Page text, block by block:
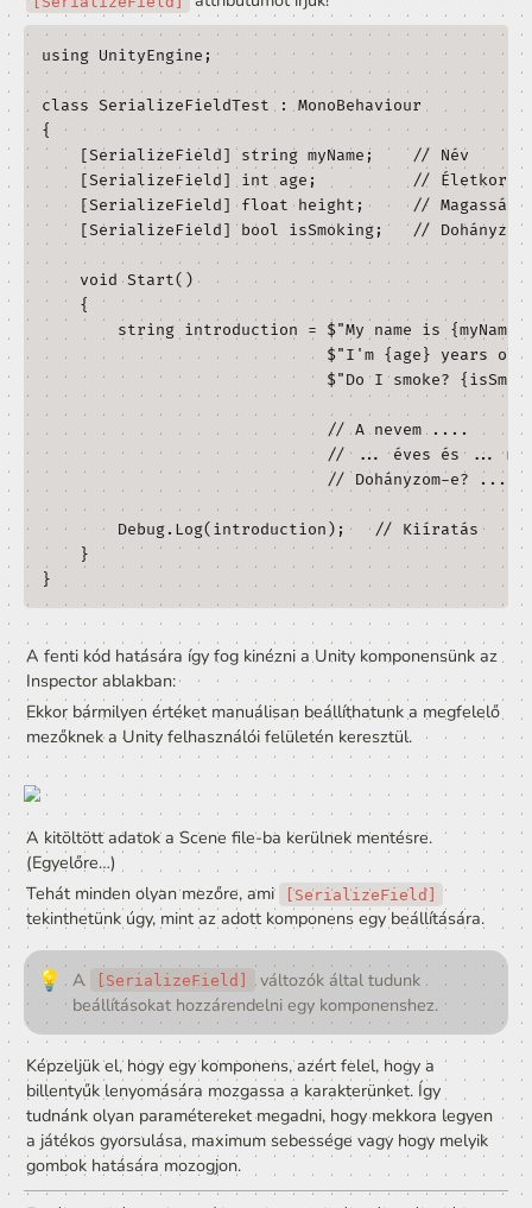
(Egy programozási elem attribútumait és egyéb
úgy nevezett Reflexió segítségével lehet elérni.
írásával és lekérésével most nem foglalkozunk csak a
által készítetteket fogjuk használni.)
Az attribútumokat szögletes zárójel közé írjuk.
Az attribútumokról bővebben itt olvashatsz:
Hasznos Unity attribútumok
Most meg fogunk tanulni egy kizárólag Unity specifikus
attribútumot, a szerializált mezőt.
Egyelőre ne foglalkozzunk azzal, mi az, hogy
csak nézzük meg mi történik akkor ha egy field elé a
attribútumot írjuk!
using UnityEngine;
class SerializeFieldTest : MonoBehaviour
[SerializeField] string myName;    //
[SerializeField] int age;          //
[SerializeField] float height;     //
[SerializeField] bool isSmoking;   //
    void Start()
    {
string introduction =
$"I'm
											        // A nevem ....
// ... éves
															// Dohányzom-e? .....
Debug.Log(introduction);   //
    }
}